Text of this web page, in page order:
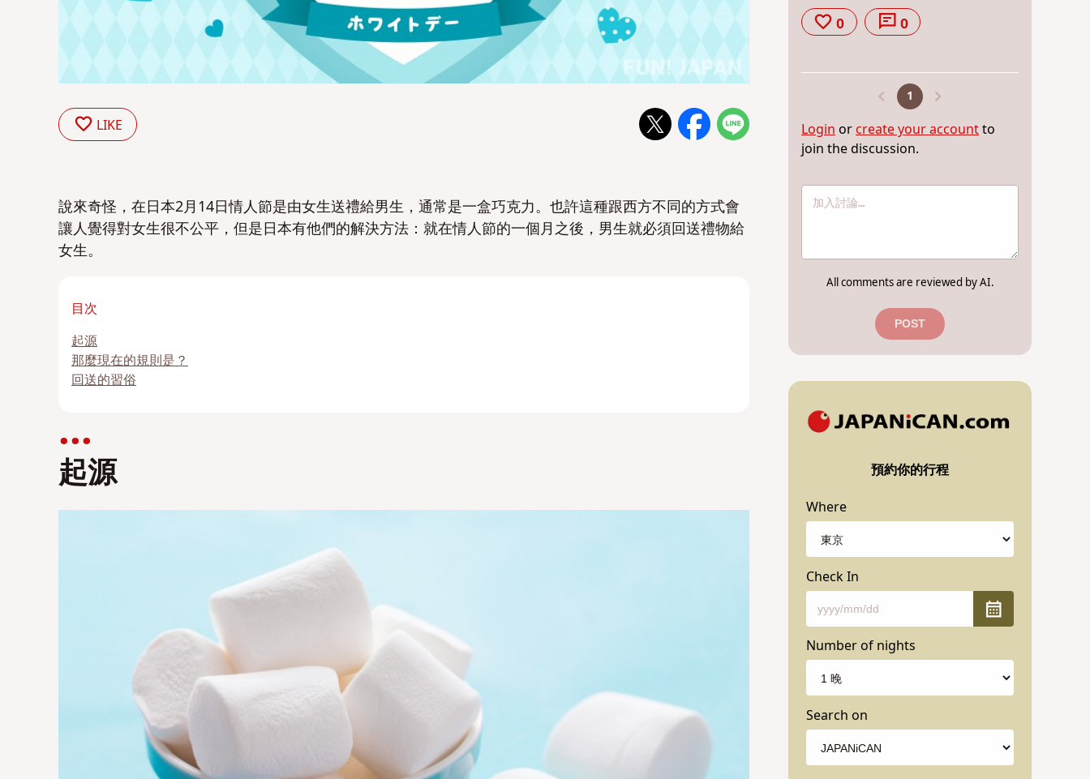
LIKE
說來奇怪，在日本2月14日情人節是由女生送禮給男生，通常是一盒巧克力。也許這種跟西方不同的方式會
讓人覺得對女生很不公平，但是日本有他們的解決方法：就在情人節的一個月之後，男生就必須回送禮物給
女生。
目次
起源
那麼現在的規則是？
回送的習俗
起源
0 0
1
Loginorcreate your accountto
join the discussion.
All comments are reviewed by AI.
POST
預約你的行程
Where
Check In
Number of nights
Search on